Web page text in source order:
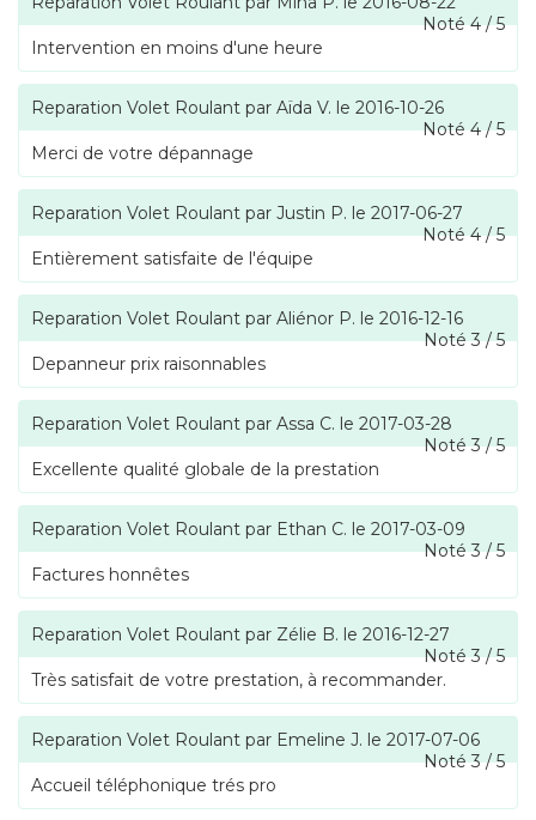
Noté4/5
Intervention en moins d'une heure
Reparation Volet Roulant par Aïda V. le 2016-10-26
Noté4/5
Merci de votre dépannage
Reparation Volet Roulant par Justin P. le 2017-06-27
Noté4/5
Entièrement satisfaite de l'équipe
Reparation Volet Roulant par Aliénor P. le 2016-12-16
Noté3/5
Depanneur prix raisonnables
Reparation Volet Roulant par Assa C. le 2017-03-28
Noté3/5
Excellente qualité globale de la prestation
Reparation Volet Roulant par Ethan C. le 2017-03-09
Noté3/5
Factures honnêtes
Reparation Volet Roulant par Zélie B. le 2016-12-27
Noté3/5
Très satisfait de votre prestation, à recommander.
Reparation Volet Roulant par Emeline J. le 2017-07-06
Noté3/5
Accueil téléphonique trés pro